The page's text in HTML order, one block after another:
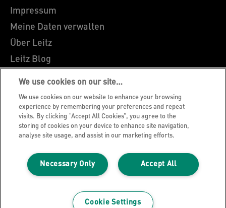
Impressum
Meine Daten verwalten
Über Leitz
Leitz Blog
Karriere
Leitz EasyPrint
Kundenservice
Hinweise zum Verpackungsrecycling
Garantiebedingungen
Konformitätserklärungen
Sitemap
©2026 ACCO Brands
We use cookies on our site…
We use cookies on our website to enhance your browsing
experience by remembering your preferences and repeat
visits. By clicking “Accept All Cookies”, you agree to the
storing of cookies on your device to enhance site navigation,
analyse site usage, and assist in our marketing efforts.
Accept All
Necessary Only
Cookie Settings